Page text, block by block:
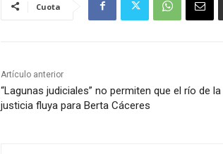
Cuota
Artículo anterior
“Lagunas judiciales” no permiten que el río de la
justicia fluya para Berta Cáceres